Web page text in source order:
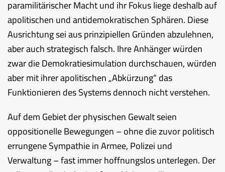
paramilitärischer Macht und ihr Fokus liege deshalb auf
apolitischen und antidemokratischen Sphären. Diese
Ausrichtung sei aus prinzipiellen Gründen abzulehnen,
aber auch strategisch falsch. Ihre Anhänger würden
zwar die Demokratiesimulation durchschauen, würden
aber mit ihrer apolitischen „Abkürzung“ das
Funktionieren des Systems dennoch nicht verstehen.
Auf dem Gebiet der physischen Gewalt seien
oppositionelle Bewegungen – ohne die zuvor politisch
errungene Sympathie in Armee, Polizei und
Verwaltung – fast immer hoffnungslos unterlegen. Der